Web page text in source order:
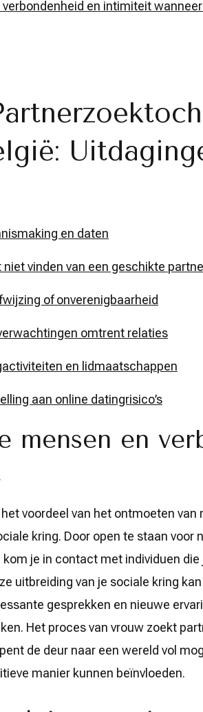
en intimiteit
en daten
vinden van een geschikte
of onverenigbaarheid
omtrent relaties
en lidmaatschappen
aan online datingrisico’s
mensen en
voordeel van het ontmoeten van
kring. Door open te staan voor
je in contact met individuen die
uitbreiding van je sociale kring
gesprekken en nieuwe
Het proces van vrouw zoekt
de deur naar een wereld vol
manier kunnen beïnvloeden.